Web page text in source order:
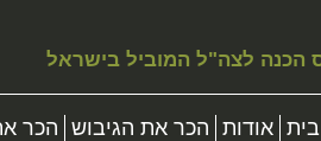
הכנה לצה"ל המוביל בישראל
אודות הכר את הגיבוש הכר